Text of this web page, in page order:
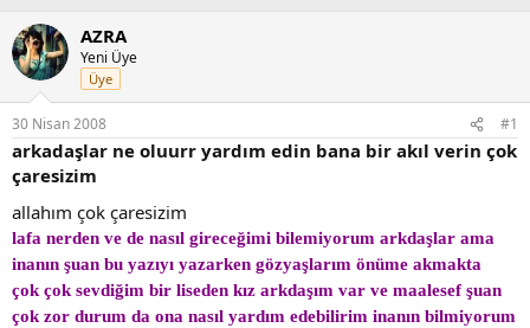
n
b
u
y
u
b
a
ş
a
t
a
l
a
n
g
ı
ç
r
i
h
AZRA
Yeni Üye
Üye
30 Nisan 2008 #1
arkadaşlar ne oluurr yardım edin bana bir akıl verin çok
çaresizim
allahım çok çaresizim
lafa nerden ve de nasıl gireceğimi bilemiyorum arkdaşlar ama
inanın şuan bu yazıyı yazarken gözyaşlarım önüme akmakta
çok çok sevdiğim bir liseden kız arkdaşım var ve maalesef şuan
çok zor durum da ona nasıl yardım edebilirim inanın bilmiyorum